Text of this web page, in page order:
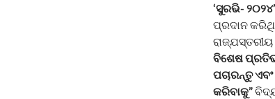
‘ସୁରଭି- ୨୦୨୪’
ପ୍ରଦାନ
ବିଶେଷ
ପଚାରନ୍ତୁ
କରିବାକୁ”